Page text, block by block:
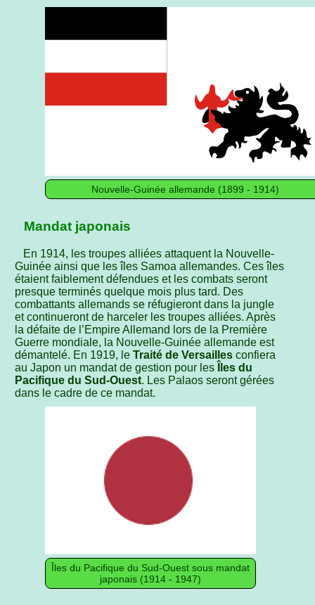
Nouvelle-Guinée allemande (1899 - 1914)
Mandat japonais
En 1914, les troupes alliées attaquent la Nouvelle-
Guinée ainsi que les îles Samoa allemandes. Ces îles
étaient faiblement défendues et les combats seront
presque terminés quelque mois plus tard. Des
combattants allemands se réfugieront dans la jungle
et continueront de harceler les troupes alliées. Après
la défaite de l’Empire Allemand lors de la Première
Guerre mondiale, la Nouvelle-Guinée allemande est
démantelé. En 1919, leTraité de Versailles confiera
au Japon un mandat de gestion pour les
Îles du
Pacifique du Sud-Ouest. Les Palaos seront gérées
dans le cadre de ce mandat.
Îles du Pacifique du Sud-Ouest sous mandat
japonais (1914 - 1947)